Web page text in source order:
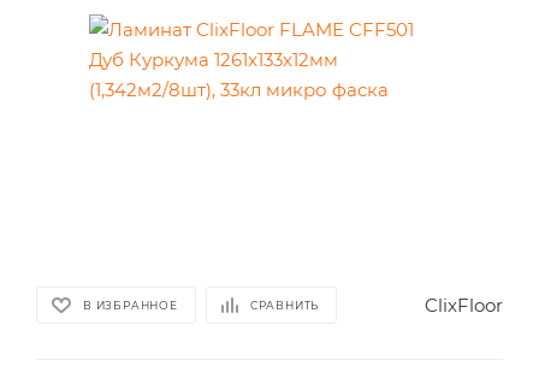
В ИЗБРАННОЕ СРАВНИТЬ ClixFloor